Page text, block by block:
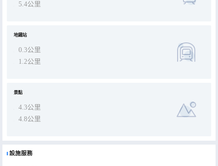
5.4公里
地鐵站
0.3公里
1.2公里
景點
4.3公里
4.8公里
設施服務